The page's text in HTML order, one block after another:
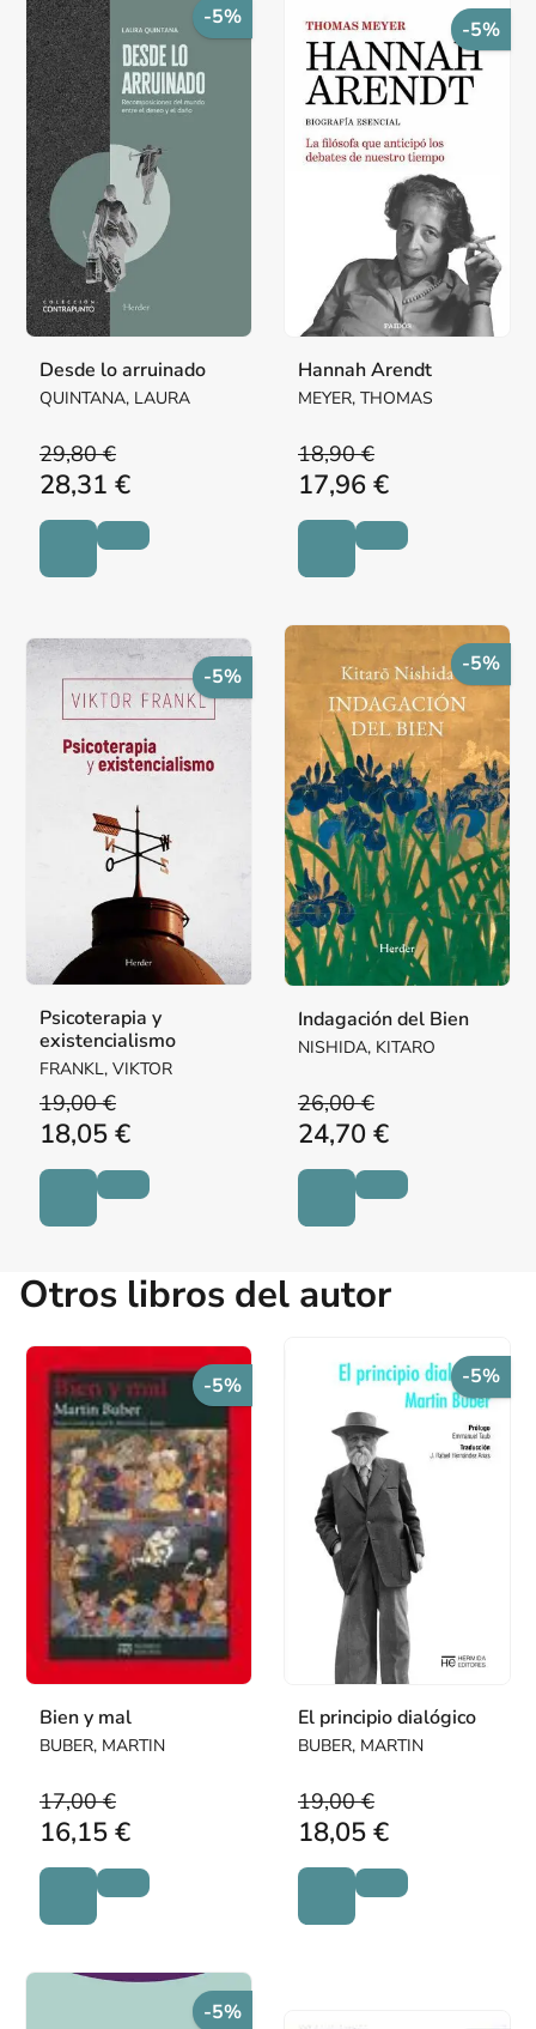
-5%
Desde lo arruinado
QUINTANA, LAURA
29,80 €
28,31 €
-5%
Hannah Arendt
MEYER, THOMAS
18,90 €
17,96 €
-5%
Psicoterapia y
existencialismo
FRANKL, VIKTOR
19,00 €
18,05 €
-5%
Indagación del Bien
NISHIDA, KITARO
26,00 €
24,70 €
Otros libros del autor
-5%
Bien y mal
BUBER, MARTIN
17,00 €
16,15 €
-5%
El principio dialógico
BUBER, MARTIN
19,00 €
18,05 €
-5%